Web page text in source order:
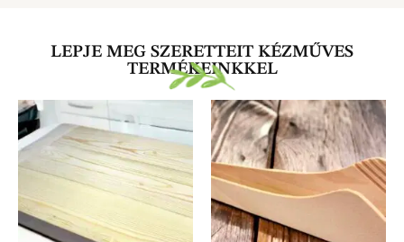
LEPJE MEG SZERETTEIT KÉZMŰVES
TERMÉKEINKKEL